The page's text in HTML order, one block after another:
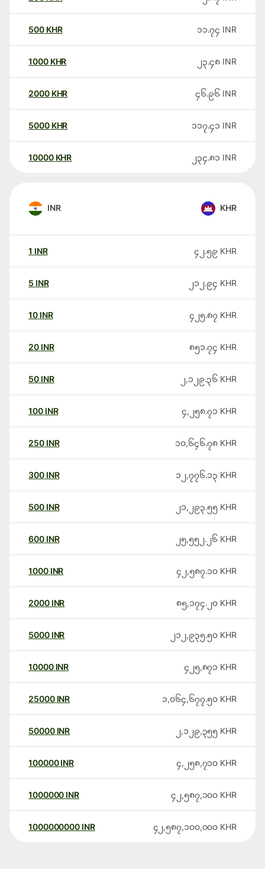
500 KHR ၁၁.၇၄ INR
1000 KHR ၂၃.၄၈ INR
2000 KHR ၄၆.၉၆ INR
5000 KHR ၁၁၇.၄၁ INR
10000 KHR ၂၃၄.၈၁ INR
INR KHR
1 INR ၄၂.၅၉ KHR
5 INR ၂၁၂.၉၄ KHR
10 INR ၄၂၅.၈၇ KHR
20 INR ၈၅၁.၇၄ KHR
50 INR ၂,၁၂၉.၃၆ KHR
100 INR ၄,၂၅၈.၇၁ KHR
250 INR ၁၀,၆၄၆.၇၈ KHR
300 INR ၁၂,၇၇၆.၁၃ KHR
500 INR ၂၁,၂၉၃.၅၅ KHR
600 INR ၂၅,၅၅၂.၂၆ KHR
1000 INR ၄၂,၅၈၇.၁၀ KHR
2000 INR ၈၅,၁၇၄.၂၀ KHR
5000 INR ၂၁၂,၉၃၅.၅၀ KHR
10000 INR ၄၂၅,၈၇၁ KHR
25000 INR ၁,၀၆၄,၆၇၇.၅၀ KHR
50000 INR ၂,၁၂၉,၃၅၅ KHR
100000 INR ၄,၂၅၈,၇၁၀ KHR
1000000 INR ၄၂,၅၈၇,၁၀၀ KHR
1000000000 INR ၄၂,၅၈၇,၁၀၀,၀၀၀ KHR